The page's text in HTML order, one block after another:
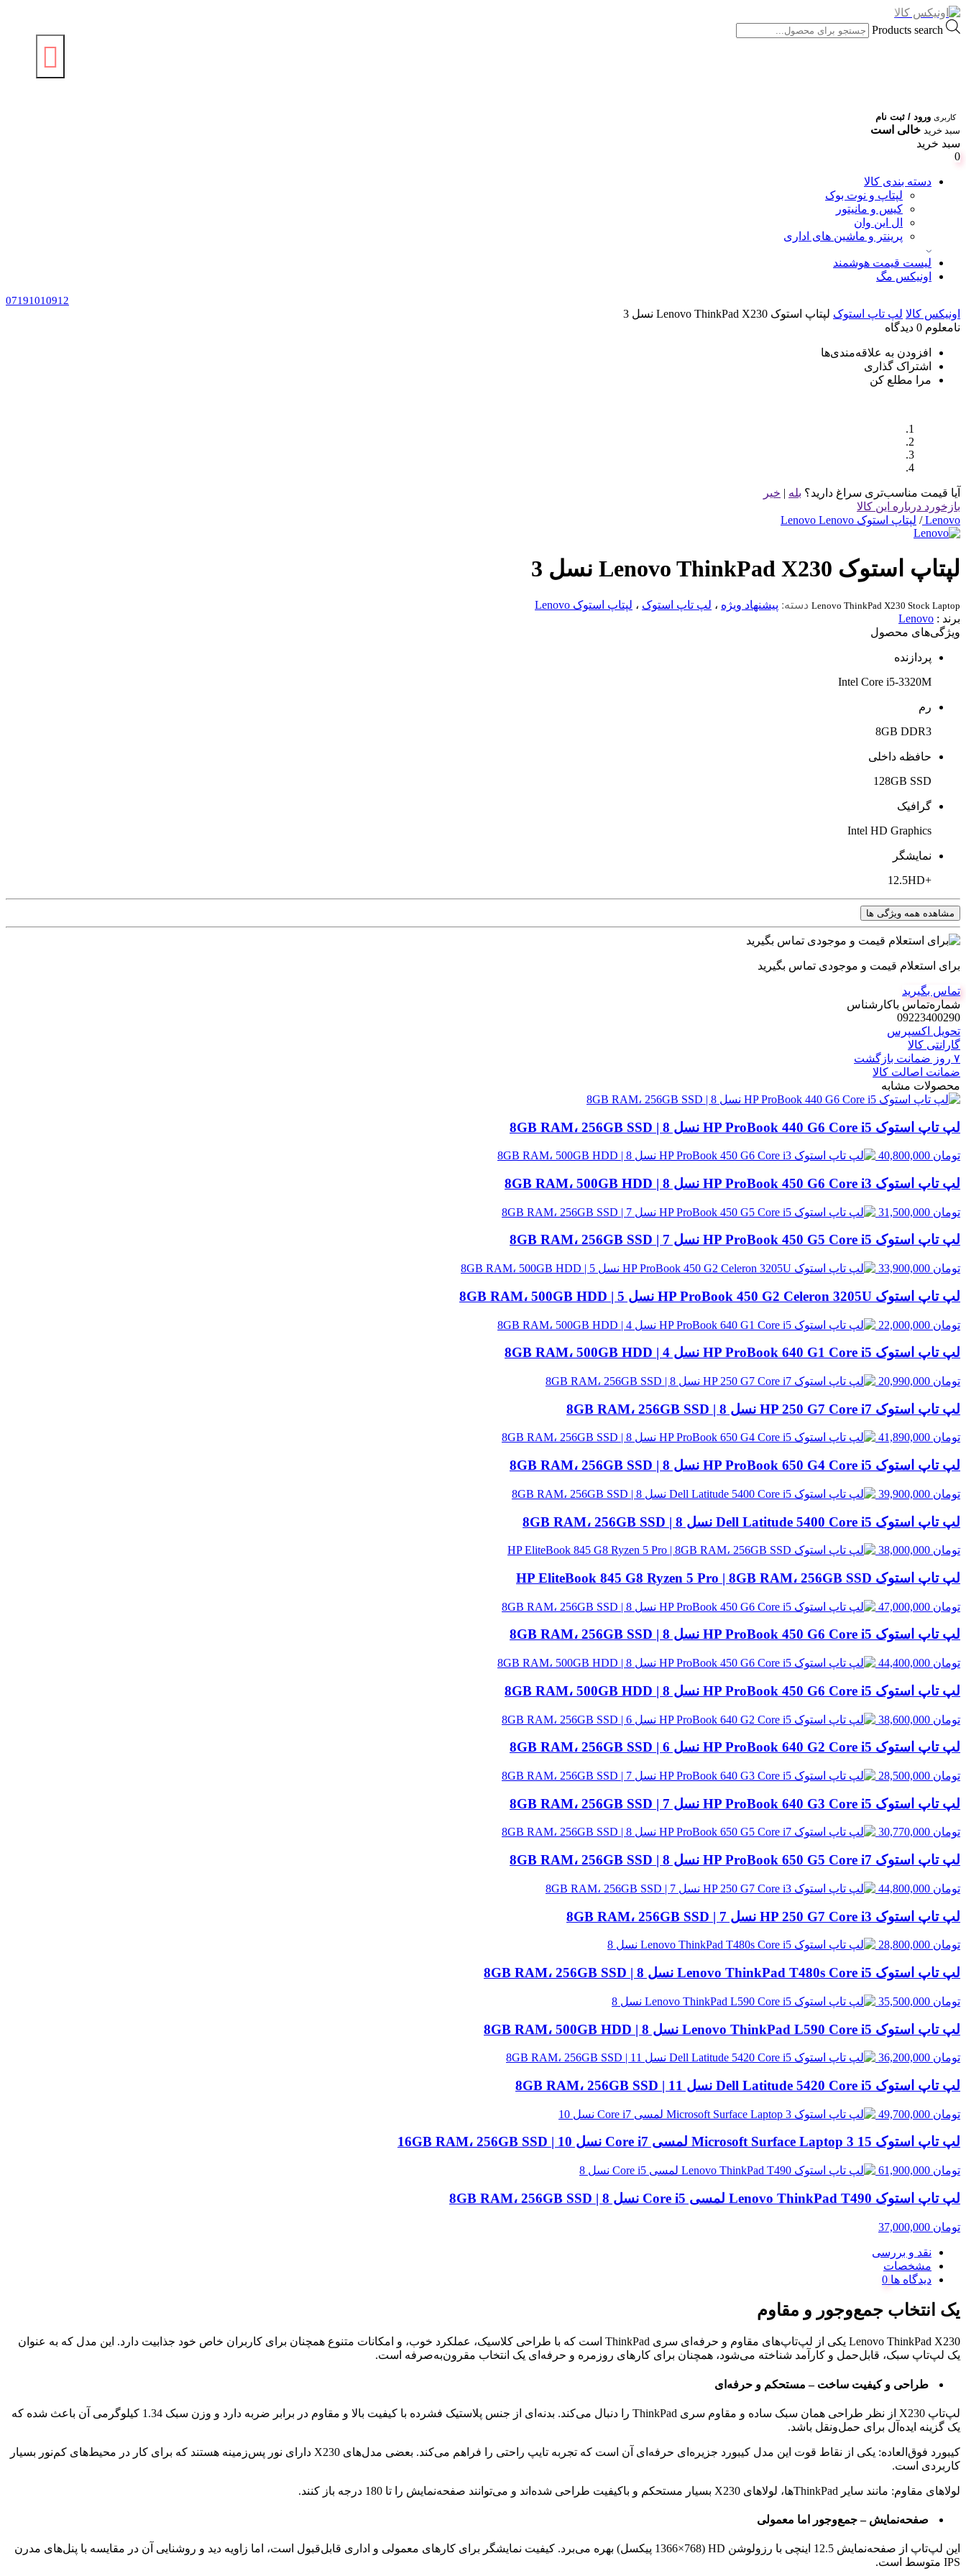
Products search
کاربری ورود / ثبت نام
سبد خرید خالی است
سبد خرید
0
دسته بندی کالا
لپتاپ و نوت بوک
کیس و مانیتور
ال این وان
پرینتر و ماشین های اداری
لیست قیمت هوشمند
اونیکس مگ
07191010912
اونیکس کالا لپ تاپ استوک لپتاپ استوک Lenovo ThinkPad X230 نسل 3
نامعلوم 0 دیدگاه
افزودن به علاقه‌مندی‌ها
اشتراک گذاری
مرا مطلع کن
آیا قیمت مناسب‌تری سراغ دارید؟ بله | خیر
بازخورد درباره این کالا
Lenovo
/ لپتاپ استوک Lenovo Lenovo
لپتاپ استوک Lenovo ThinkPad X230 نسل 3
Lenovo ThinkPad X230 Stock Laptop دسته: پیشنهاد ویژه ، لپ تاپ استوک ، لپتاپ استوک Lenovo
برند : Lenovo
ویژگی‌های محصول
پردازنده
Intel Core i5-3320M
رم
8GB DDR3
حافظه داخلی
128GB SSD
گرافیک
Intel HD Graphics
نمایشگر
+12.5HD
مشاهده همه ویژگی ها
برای استعلام قیمت و موجودی تماس بگیرید
تماس بگیرید
شماره‌تماس‌ با‌کارشناس
09223400290
تحویل اکسپرس
گارانتی کالا
۷ روز ضمانت بازگشت
ضمانت اصالت کالا
محصولات مشابه
لپ تاپ استوک HP ProBook 440 G6 Core i5 نسل 8 | 8GB RAM، 256GB SSD
تومان
لپ تاپ استوک HP ProBook 450 G6 Core i3 نسل 8 | 8GB RAM، 500GB HDD
تومان
لپ تاپ استوک HP ProBook 450 G5 Core i5 نسل 7 | 8GB RAM، 256GB SSD
تومان
لپ تاپ استوک HP ProBook 450 G2 Celeron 3205U نسل 5 | 8GB RAM، 500GB HDD
تومان
لپ تاپ استوک HP ProBook 640 G1 Core i5 نسل 4 | 8GB RAM، 500GB HDD
تومان
لپ تاپ استوک HP 250 G7 Core i7 نسل 8 | 8GB RAM، 256GB SSD
تومان
لپ تاپ استوک HP ProBook 650 G4 Core i5 نسل 8 | 8GB RAM، 256GB SSD
تومان
لپ تاپ استوک Dell Latitude 5400 Core i5 نسل 8 | 8GB RAM، 256GB SSD
تومان
لپ تاپ استوک HP EliteBook 845 G8 Ryzen 5 Pro | 8GB RAM، 256GB SSD
تومان
لپ تاپ استوک HP ProBook 450 G6 Core i5 نسل 8 | 8GB RAM، 256GB SSD
تومان
لپ تاپ استوک HP ProBook 450 G6 Core i5 نسل 8 | 8GB RAM، 500GB HDD
تومان
لپ تاپ استوک HP ProBook 640 G2 Core i5 نسل 6 | 8GB RAM، 256GB SSD
تومان
لپ تاپ استوک HP ProBook 640 G3 Core i5 نسل 7 | 8GB RAM، 256GB SSD
تومان
لپ تاپ استوک HP ProBook 650 G5 Core i7 نسل 8 | 8GB RAM، 256GB SSD
تومان
لپ تاپ استوک HP 250 G7 Core i3 نسل 7 | 8GB RAM، 256GB SSD
تومان
لپ تاپ استوک Lenovo ThinkPad T480s Core i5 نسل 8 | 8GB RAM، 256GB SSD
تومان
لپ تاپ استوک Lenovo ThinkPad L590 Core i5 نسل 8 | 8GB RAM، 500GB HDD
تومان
لپ تاپ استوک Dell Latitude 5420 Core i5 نسل 11 | 8GB RAM، 256GB SSD
تومان
لپ تاپ استوک Microsoft Surface Laptop 3 15 لمسی Core i7 نسل 10 | 16GB RAM، 256GB SSD
تومان
لپ تاپ استوک Lenovo ThinkPad T490 لمسی Core i5 نسل 8 | 8GB RAM، 256GB SSD
تومان
نقد و بررسی
مشخصات
دیدگاه ها
یک انتخاب جمع‌وجور و مقاوم
Lenovo ThinkPad X230 یکی از لپ‌تاپ‌های مقاوم و حرفه‌ای سری ThinkPad است که با طراحی کلاسیک، عملکرد خوب، و امکانات متنوع همچنان برای کاربران خاص خود جذابیت دارد. این مدل که به عنوان
یک لپ‌تاپ سبک، قابل‌حمل و کارآمد شناخته می‌شود، همچنان برای کارهای روزمره و حرفه‌ای یک انتخاب مقرون‌به‌صرفه است.
طراحی و کیفیت ساخت – مستحکم و حرفه‌ای
لپ‌تاپ X230 از نظر طراحی همان سبک ساده و مقاوم سری ThinkPad را دنبال می‌کند. بدنه‌ای از جنس پلاستیک فشرده با کیفیت بالا و مقاوم در برابر ضربه دارد و وزن سبک 1.34 کیلوگرمی آن باعث شده که
یک گزینه ایده‌آل برای حمل‌ونقل باشد.
کیبورد فوق‌العاده: یکی از نقاط قوت این مدل کیبورد جزیره‌ای حرفه‌ای آن است که تجربه تایپ راحتی را فراهم می‌کند. بعضی مدل‌های X230 دارای نور پس‌زمینه هستند که برای کار در محیط‌های کم‌نور بسیار
کاربردی است.
لولاهای مقاوم: مانند سایر ThinkPadها، لولاهای X230 بسیار مستحکم و باکیفیت طراحی شده‌اند و می‌توانند صفحه‌نمایش را تا 180 درجه باز کنند.
صفحه‌نمایش – جمع‌وجور اما معمولی
این لپ‌تاپ از صفحه‌نمایش 12.5 اینچی با رزولوشن HD (1366×768 پیکسل) بهره می‌برد. کیفیت نمایشگر برای کارهای معمولی و اداری قابل‌قبول است، اما زاویه دید و روشنایی آن در مقایسه با پنل‌های مدرن
IPS متوسط است.